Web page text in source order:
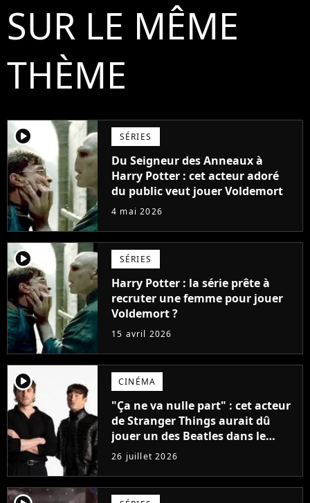
SUR LE MÊME
THÈME
player2 SÉRIES
Du Seigneur des Anneaux à
Harry Potter : cet acteur adoré
du public veut jouer Voldemort
4 mai 2026
player2 SÉRIES
Harry Potter : la série prête à
recruter une femme pour jouer
Voldemort ?
15 avril 2026
player2 CINÉMA
"Ça ne va nulle part" : cet acteur
de Stranger Things aurait dû
jouer un des Beatles dans le
biopic, mais il a été recalé
26 juillet 2026